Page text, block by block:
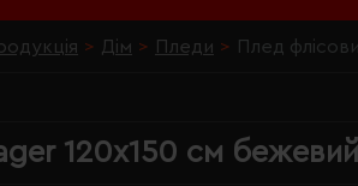
Дім Пледи Плед
120х150 см